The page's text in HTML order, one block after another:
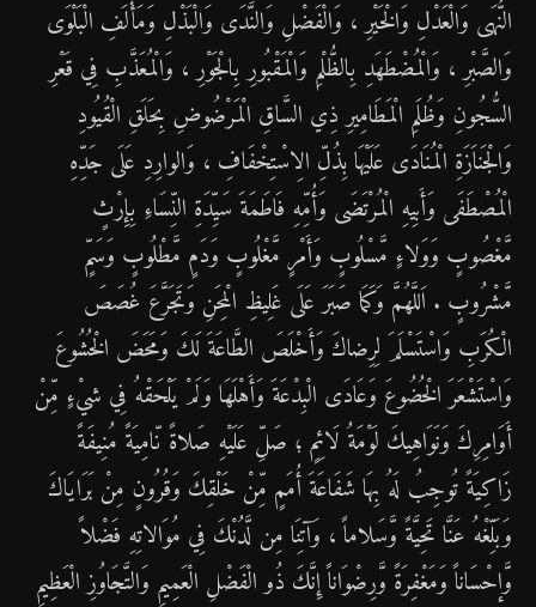
النُّهَى وَالْعَدْلِ وَالْخَيْرِ ، وَالْفَضْلِ وَالنَّدَى وَالْبَذْلِ وَمَأْلَفِ الْبَلْوَى
وَالصَّبْرِ ، وَالْمُضْطَهَدِ بِالظُّلْمِ وَالْمَقْبُورِ بِالْجَوْرِ ، وَالْمُعَذَّبِ فِي قَعْرِ
السُّجُونِ وَظُلَمِ الْمَطَامِيرِ ذِي السَّاقِ الْمَرْضُوضِ بِحَلَقِ الْقُيُودِ
وَالْجَناَزَةِ الْمُنَادَى عَلَيْهَا بِذُلِّ الِاسْتِخْفَافِ ، وَالوارِدِ عَلَى جَدِّهِ
الْمُصْطَفَى وَأَبِيهِ الْمُرْتَضَى وَأُمِّهِ فَاطَمَةَ سَيِّدَةِ النِّسَاءِ بِإِرْثٍ
مَّغْصُوبٍ وَوَلاءٍ مَّسْلُوبٍ وَأَمْرٍ مَّغْلُوبٍ وَدَمٍ مَّطْلُوبٍ وَسَمٍّ
مَّشْرُوبٍ . اَللَّهُمَّ وَكَمَا صَبَرَ عَلَى غَلِيظِ الْمِحَنِ وَتَجَرَّعَ غُصَصَ
الْكُرَبِ وَاسْتَسْلَمَ لِرِضاكَ وَأَخْلَصَ الطَّاعَةَ لَكَ وَمَحَضَ الْخُشُوعَ
وَاسْتَشْعَرَ الْخُضُوعَ وَعَادَى الْبِدْعَةَ وَأَهْلَهَا وَلَمْ يَلْحَقْهُ فِي شيْءٍ مِّنْ
أَوَامِرِكَ وَنَوَاهِيكَ لَوْمَةُ لَائِمٍ ؛ صَلِّ عَلَيْهِ صَلاةً نّامِيَةً مُنِيفَةً
زَاكِيَةً تُوجِبُ لَهُ بِهَا شَفَاعَةَ أُمَمٍ مِّنْ خَلْقِكَ وَقُرُونٍ مِنْ بَرَايَاكَ
وَبَلِّغْهُ عَنَّا تَحِيَّةً وَّسَلاماً ، وَآتِنَا مِن لَّدُنْكَ فِي مُوَالاتِهِ فَضْلاً
وَّإحْسَاناً وَمَغْفِرَةً وَّرِضْوَاناً إِنَّكَ ذُو الْفَضْلِ الْعَمِيمِ وَالتَّجَاوُزِ الْعَظِيمِ